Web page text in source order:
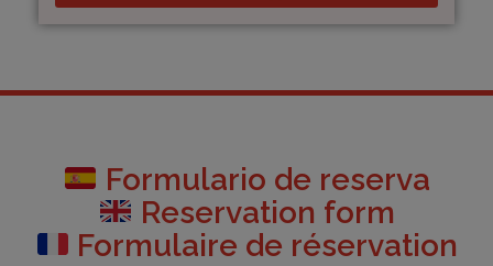
Formulario de reserva
Reservation form
Formulaire de réservation